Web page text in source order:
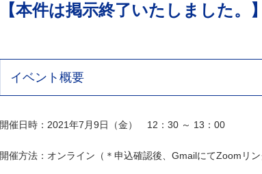
【本件は掲示終了いたしました。】
イベント概要
開催日時：2021年7月9日（金） 12：30 ～ 13：00
開催方法：オンライン（＊申込確認後、GmailにてZoomリン